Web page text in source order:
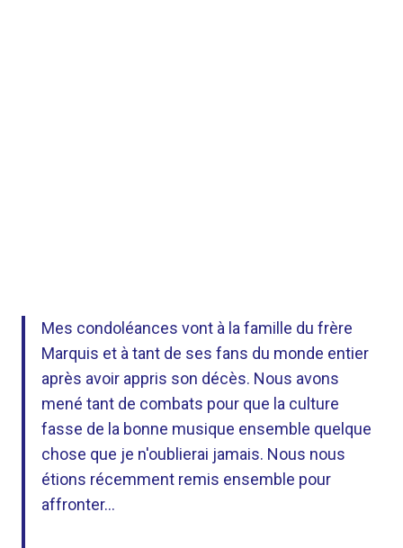
Mes condoléances vont à la famille du frère
Marquis et à tant de ses fans du monde entier
après avoir appris son décès. Nous avons
mené tant de combats pour que la culture
fasse de la bonne musique ensemble quelque
chose que je n'oublierai jamais. Nous nous
étions récemment remis ensemble pour
affronter…